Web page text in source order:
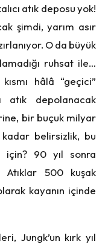
atık deposu yok!
şimdi, yarım asır
O da büyük
ruhsat ile…
hâlâ “geçici”
atık depolanacak
bir buçuk milyar
kadar belirsizlik, bu
90 yıl sonra
Atıklar 500 kuşak
kayanın içinde
Jungk’un kırk yıl